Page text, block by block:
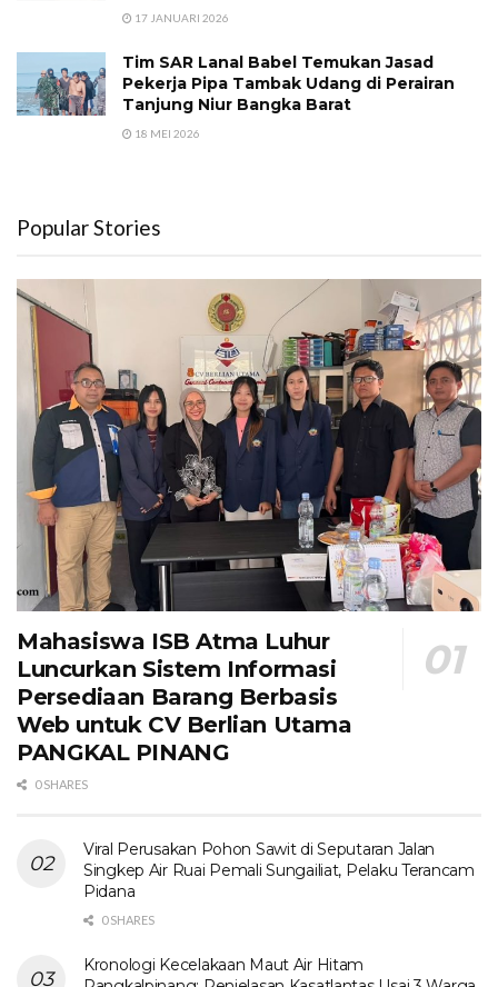
17 JANUARI 2026
Tim SAR Lanal Babel Temukan Jasad
Pekerja Pipa Tambak Udang di Perairan
Tanjung Niur Bangka Barat
18 MEI 2026
Popular Stories
Mahasiswa ISB Atma Luhur
Luncurkan Sistem Informasi
Persediaan Barang Berbasis
Web untuk CV Berlian Utama​
PANGKAL PINANG
0 SHARES
Viral Perusakan Pohon Sawit di Seputaran Jalan
Singkep Air Ruai Pemali Sungailiat, Pelaku Terancam
Pidana
0 SHARES
Kronologi Kecelakaan Maut Air Hitam